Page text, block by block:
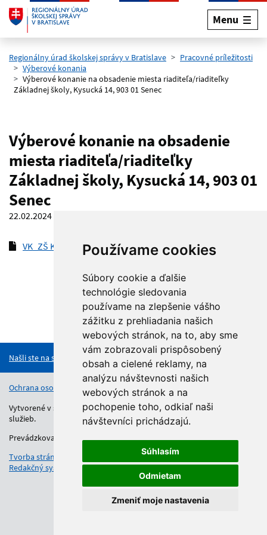
Používame cookies
Súbory cookie a ďalšie
technológie sledovania
používame na zlepšenie vášho
zážitku z prehliadania našich
webových stránok, na to, aby sme
vám zobrazovali prispôsobený
obsah a cielené reklamy, na
analýzu návštevnosti našich
webových stránok a na
pochopenie toho, odkiaľ naši
návštevníci prichádzajú.
Súhlasím
Odmietam
Zmeniť moje nastavenia
Preskočiť na hlavný obsah
Menu
Regionálny úrad školskej správy v Bratislave
Pracovné príležitosti
Výberové konania
Výberové konanie na obsadenie miesta riaditeľa/riaditeľky
Základnej školy, Kysucká 14, 903 01 Senec
Výberové konanie na obsadenie
miesta riaditeľa/riaditeľky
Základnej školy, Kysucká 14, 903 01
Senec
22.02.2024
VK_ZŠ Kysucká, Senec (pdf, 177.4 kB)
Hore
Našli ste na stránke chybu?
Ochrana osobných údajov Vyhlásenie o prístupnosti
Vytvorené v súlade s Jednotným dizajn manuálom elektronických
služieb.
Prevádzkovateľom služby je Regionálny úrad školskej správy.
Tvorba stránok
Redakčný systém
: SysCom